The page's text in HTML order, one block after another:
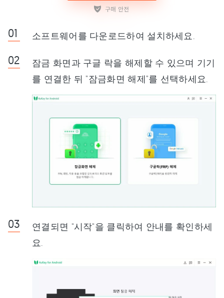
소프트웨어를 다운로드하여 설치하세요.
잠금 화면과 구글 락을 해제할 수 있으며 기기
를 연결한 뒤 "잠금화면 해제"를 선택하세요.
연결되면 "시작"을 클릭하여 안내를 확인하세
요.